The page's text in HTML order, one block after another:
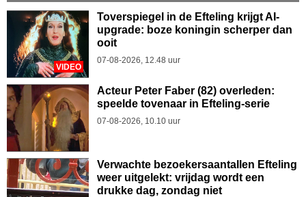
VIDEO
Toverspiegel in de Efteling krijgt AI-
upgrade: boze koningin scherper dan
ooit
07-08-2026, 12.48 uur
Acteur Peter Faber (82) overleden:
speelde tovenaar in Efteling-serie
07-08-2026, 10.10 uur
Verwachte bezoekersaantallen Efteling
weer uitgelekt: vrijdag wordt een
drukke dag, zondag niet